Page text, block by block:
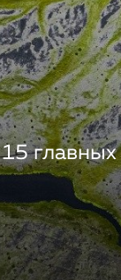
15